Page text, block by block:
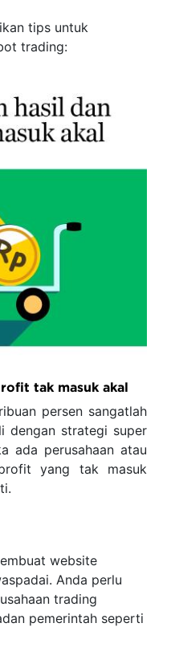
tips untuk
trading:
tak masuk akal
persen sangatlah
dengan strategi super
ada perusahaan atau
yang tak masuk
website
Anda perlu
trading
pemerintah seperti